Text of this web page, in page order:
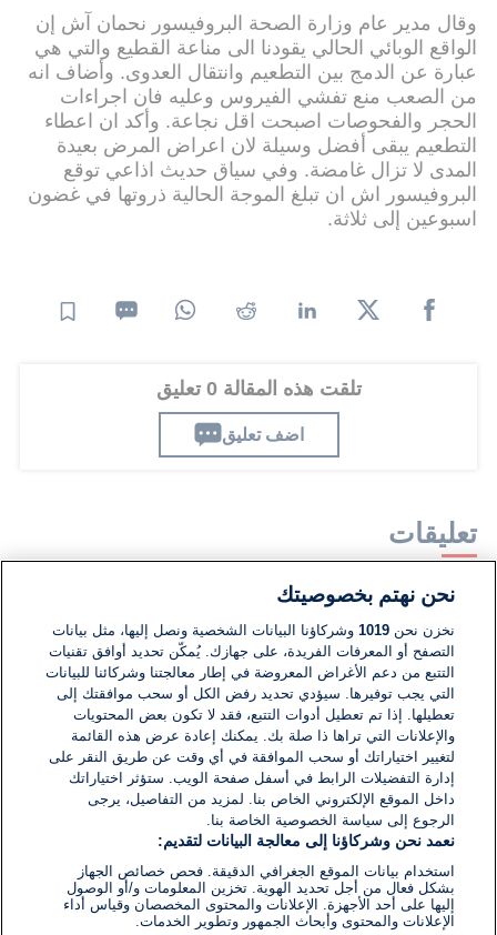
وقال مدير عام وزارة الصحة البروفيسور نحمان آش إن
الواقع الوبائي الحالي يقودنا الى مناعة القطيع والتي هي
عبارة عن الدمج بين التطعيم وانتقال العدوى. وأضاف انه
من الصعب منع تفشي الفيروس وعليه فان اجراءات
الحجر والفحوصات اصبحت اقل نجاعة. وأكد ان اعطاء
التطعيم يبقى أفضل وسيلة لان اعراض المرض بعيدة
المدى لا تزال غامضة. وفي سياق حديث اذاعي توقع
البروفيسور اش ان تبلغ الموجة الحالية ذروتها في غضون
اسبوعين إلى ثلاثة.
تلقت هذه المقالة 0 تعليق
اضف تعليق
تعليقات
لا توجد تعليقات مكتوبة حتى الآن. كن الأول!
اكتب تعليقًا جديدًا ...
نحن نهتم بخصوصيتك
نخزن نحن1019 وشركاؤنا البيانات الشخصية ونصل إليها، مثل بيانات
التصفح أو المعرفات الفريدة، على جهازك. يُمكّن تحديد أوافق تقنيات
التتبع من دعم الأغراض المعروضة في إطار معالجتنا وشركائنا للبيانات
التي يجب توفيرها. سيؤدي تحديد رفض الكل أو سحب موافقتك إلى
تعطيلها. إذا تم تعطيل أدوات التتبع، فقد لا تكون بعض المحتويات
والإعلانات التي تراها ذا صلة بك. يمكنك إعادة عرض هذه القائمة
لتغيير اختياراتك أو سحب الموافقة في أي وقت عن طريق النقر على
إدارة التفضيلات الرابط في أسفل صفحة الويب. ستؤثر اختياراتك
داخل الموقع الإلكتروني الخاص بنا. لمزيد من التفاصيل، يرجى
الرجوع إلى سياسة الخصوصية الخاصة بنا.
نعمد نحن وشركاؤنا إلى معالجة البيانات لتقديم:
استخدام بيانات الموقع الجغرافي الدقيقة. فحص خصائص الجهاز
بشكل فعال من أجل تحديد الهوية. تخزين المعلومات و/أو الوصول
إليها على أحد الأجهزة. الإعلانات والمحتوى المخصصان وقياس أداء
الإعلانات والمحتوى وأبحاث الجمهور وتطوير الخدمات.